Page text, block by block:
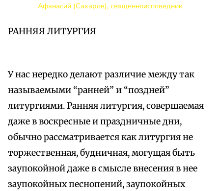
Афанасий (Сахаров), священноисповедник
РАННЯЯ ЛИТУРГИЯ
У нас нередко делают различие между так
называемыми “ранней” и “поздней”
литургиями. Ранняя литургия, совершаемая
даже в воскресные и праздничные дни,
обычно рассматривается как литургия не
торжественная, будничная, могущая быть
заупокойной даже в смысле внесения в нее
заупокойных песнопений, заупокойных